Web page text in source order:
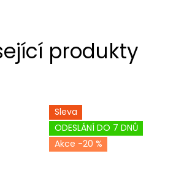
produkty
Sleva
ODESLÁNÍ DO 7 DNŮ
-20 %